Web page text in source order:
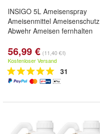
INSIGO 5L Ameisenspray
Ameisenmittel Ameisenschutz
Abwehr Ameisen fernhalten
56,99 € (11,40 €/l)
Kostenloser Versand
31